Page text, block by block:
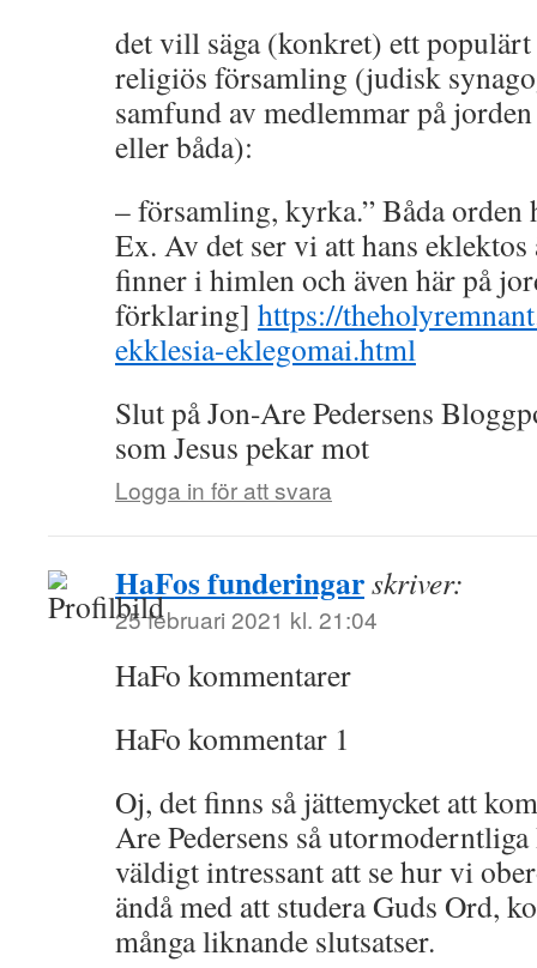
det vill säga (konkret) ett
religiös församling (judisk
samfund av medlemmar på
eller båda):
– församling, kyrka.” Båda orden
Ex. Av det ser vi att hans
finner i himlen och även här på
förklaring] https://
ekklesia-eklegomai.html
Slut på Jon-Are Pedersens
som Jesus pekar mot
Logga in för att svara
HaFos funderingarskriver:
25 februari 2021 kl. 21:04
HaFo kommentarer
HaFo kommentar 1
Oj, det finns så jättemycket att
Are Pedersens så
väldigt intressant att se hur vi
ändå med att studera Guds Ord,
många liknande slutsatser.